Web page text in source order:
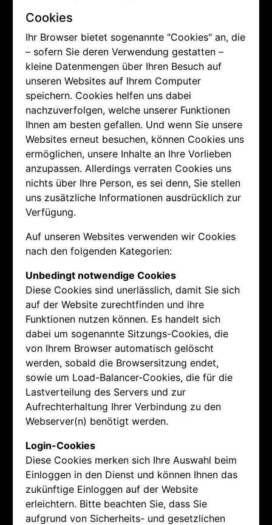
Cookies
Ihr Browser bietet sogenannte "Cookies" an, die
– sofern Sie deren Verwendung gestatten –
kleine Datenmengen über Ihren Besuch auf
unseren Websites auf Ihrem Computer
speichern. Cookies helfen uns dabei
nachzuverfolgen, welche unserer Funktionen
Ihnen am besten gefallen. Und wenn Sie unsere
Websites erneut besuchen, können Cookies uns
ermöglichen, unsere Inhalte an Ihre Vorlieben
anzupassen. Allerdings verraten Cookies uns
nichts über Ihre Person, es sei denn, Sie stellen
uns zusätzliche Informationen ausdrücklich zur
Verfügung.
Auf unseren Websites verwenden wir Cookies
nach den folgenden Kategorien:
Unbedingt notwendige Cookies
Diese Cookies sind unerlässlich, damit Sie sich
auf der Website zurechtfinden und ihre
Funktionen nutzen können. Es handelt sich
dabei um sogenannte Sitzungs-Cookies, die
von Ihrem Browser automatisch gelöscht
werden, sobald die Browsersitzung endet,
sowie um Load-Balancer-Cookies, die für die
Lastverteilung des Servers und zur
Aufrechterhaltung Ihrer Verbindung zu den
Webserver(n) benötigt werden.
Login-Cookies
Diese Cookies merken sich Ihre Auswahl beim
Einloggen in den Dienst und können Ihnen das
zukünftige Einloggen auf der Website
erleichtern. Bitte beachten Sie, dass Sie
aufgrund von Sicherheits- und gesetzlichen